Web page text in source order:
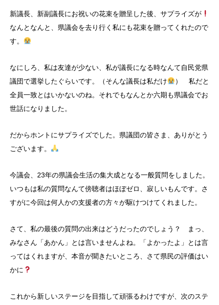
新議長、新副議長にお祝いの花束を贈呈した後、サプライズが
なんとなんと、県議会を去り行く私にも花束を贈ってくれたので
す。
なにしろ、私は友達が少ない、私が議長になる時なんて自民党県
議団で選挙したぐらいです。（そんな議長は私だけ
） 私だと
全員一致とはいかないのね。それでもなんとか六期も県議会でお
世話になりました。
だからホントにサプライズでした。県議団の皆さま、ありがとう
ございます。
今議会、23年の県議会生活の集大成となる一般質問をしました。
いつもは私の質問なんて傍聴者はほぼゼロ、寂しいもんです。さ
すがに今回は何人かの支援者の方々が駆けつけてくれました。
さて、私の最後の質問の出来はどうだったのでしょう？ まっ、
みなさん「あかん」とは言いませんよね。「よかったよ」とは言
ってはくれますが、本音が聞きたいところ、さて県民の評価はい
かに
これから新しいステージを目指して頑張るわけですが、次のステ